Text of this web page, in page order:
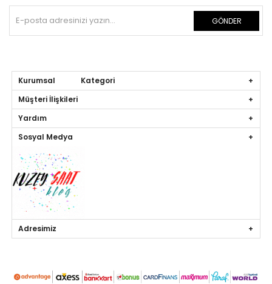
GÖNDER
Kurumsal Kategori
Müşteri İlişkileri
Yardım
Sosyal Medya
Adresimiz